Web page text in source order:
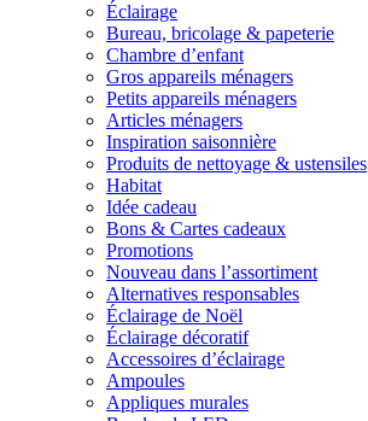
Éclairage
Bureau, bricolage & papeterie
Chambre d’enfant
Gros appareils ménagers
Petits appareils ménagers
Articles ménagers
Inspiration saisonnière
Produits de nettoyage & ustensiles
Habitat
Idée cadeau
Bons & Cartes cadeaux
Promotions
Nouveau dans l’assortiment
Alternatives responsables
Éclairage de Noël
Éclairage décoratif
Accessoires d’éclairage
Ampoules
Appliques murales